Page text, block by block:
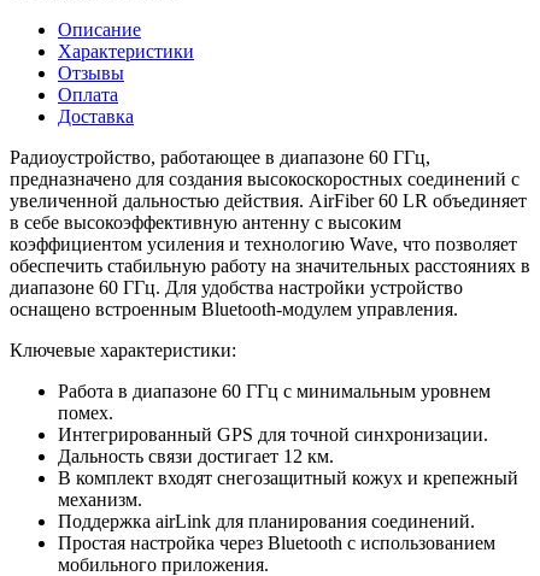
Описание
Характеристики
Отзывы
Оплата
Доставка
Радиоустройство, работающее в диапазоне 60 ГГц,
предназначено для создания высокоскоростных соединений с
увеличенной дальностью действия. AirFiber 60 LR объединяет
в себе высокоэффективную антенну с высоким
коэффициентом усиления и технологию Wave, что позволяет
обеспечить стабильную работу на значительных расстояниях в
диапазоне 60 ГГц. Для удобства настройки устройство
оснащено встроенным Bluetooth-модулем управления.
Ключевые характеристики:
Работа в диапазоне 60 ГГц с минимальным уровнем
помех.
Интегрированный GPS для точной синхронизации.
Дальность связи достигает 12 км.
В комплект входят снегозащитный кожух и крепежный
механизм.
Поддержка airLink для планирования соединений.
Простая настройка через Bluetooth с использованием
мобильного приложения.